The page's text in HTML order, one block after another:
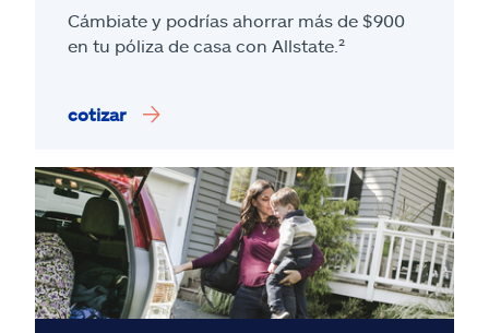
Cámbiate y podrías ahorrar más de $900
en tu póliza de casa con Allstate.²
cotizar